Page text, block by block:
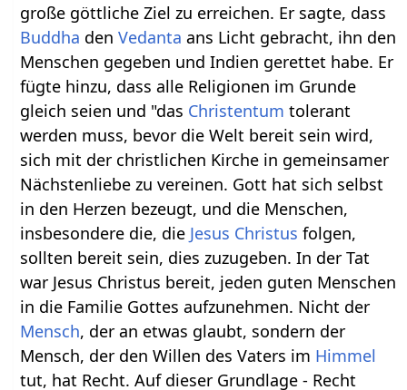
große göttliche Ziel zu erreichen. Er sagte, dass
Buddha denVedanta ans Licht gebracht, ihn den
Menschen gegeben und Indien gerettet habe. Er
fügte hinzu, dass alle Religionen im Grunde
gleich seien und "das Christentum tolerant
werden muss, bevor die Welt bereit sein wird,
sich mit der christlichen Kirche in gemeinsamer
Nächstenliebe zu vereinen. Gott hat sich selbst
in den Herzen bezeugt, und die Menschen,
insbesondere die, die Jesus Christus folgen,
sollten bereit sein, dies zuzugeben. In der Tat
war Jesus Christus bereit, jeden guten Menschen
in die Familie Gottes aufzunehmen. Nicht der
Mensch, der an etwas glaubt, sondern der
Mensch, der den Willen des Vaters im Himmel
tut, hat Recht. Auf dieser Grundlage - Recht